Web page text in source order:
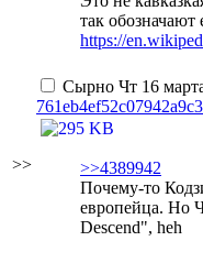
так обозначают
https://
>>
Сырно Чт 16
>>4389942
Почему-то
европейца. Но
Descend", heh